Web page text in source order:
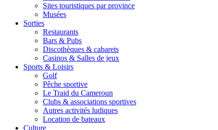
Sites touristiques par province
Musées
Sorties
Restaurants
Bars & Pubs
Discothèques & cabarets
Casinos & Salles de jeux
Sports & Loisirs
Golf
Pêche sportive
Le Traid du Cameroun
Clubs & associations sportives
Autres activités ludiques
Location de bateaux
Culture